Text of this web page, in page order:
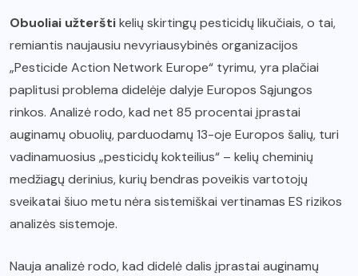
Obuoliai užterštikelių skirtingų pesticidų likučiais, o tai,
remiantis naujausiu nevyriausybinės organizacijos
„Pesticide Action Network Europe“ tyrimu, yra plačiai
paplitusi problema didelėje dalyje Europos Sąjungos
rinkos. Analizė rodo, kad net 85 procentai įprastai
auginamų obuolių, parduodamų 13-oje Europos šalių, turi
vadinamuosius „pesticidų kokteilius“ – kelių cheminių
medžiagų derinius, kurių bendras poveikis vartotojų
sveikatai šiuo metu nėra sistemiškai vertinamas ES rizikos
analizės sistemoje.
Nauja analizė rodo, kad didelė dalis įprastai auginamų